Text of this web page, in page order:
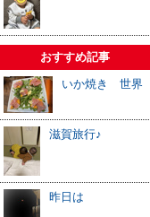
おすすめ記事
いか焼き 世界
滋賀旅行♪
昨日は